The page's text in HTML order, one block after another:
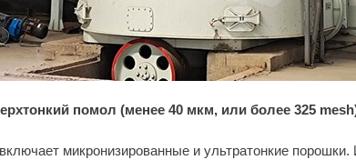
помол (менее 40 мкм, или более 325
микронизированные и ультратонкие